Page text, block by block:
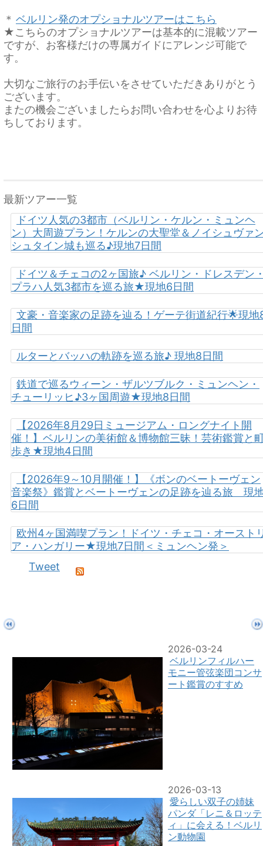
＊ ベルリン発のオプショナルツアーはこちら
★こちらのオプショナルツアーは基本的に混載ツアー
ですが、お客様だけの専属ガイドにアレンジ可能で
す。
大切なご旅行のお手伝いをさせていただきありがとう
ございます。
またの機会ございましたらお問い合わせを心よりお待
ちしております。
最新ツアー一覧
ドイツ人気の3都市（ベルリン・ケルン・ミュンヘ
ン）大周遊プラン！ケルンの大聖堂＆ノイシュヴァ
シュタイン城も巡る♪現地7日間
ドイツ＆チェコの2ヶ国旅♪ ベルリン・ドレスデン
プラハ人気3都市を巡る旅★現地6日間
文豪・音楽家の足跡を辿る！ゲーテ街道紀行🌟現地
日間
ルターとバッハの軌跡を巡る旅♪ 現地8日間
鉄道で巡るウィーン・ザルツブルク・ミュンヘン・
チューリッヒ♪3ヶ国周遊★現地8日間
【2026年8月29日ミュージアム・ロングナイト開
催！】ベルリンの美術館＆博物館三昧！芸術鑑賞と
歩き★現地4日間
【2026年9～10月開催！】《ボンのベートーヴェン
音楽祭》鑑賞とベートーヴェンの足跡を辿る旅 現
6日間
欧州4ヶ国満喫プラン！ドイツ・チェコ・オースト
ア・ハンガリー★現地7日間＜ミュンヘン発＞
Tweet
2026-03-24
ベルリンフィルハー
モニー管弦楽団コンサ
ート鑑賞のすすめ
2026-03-13
愛らしい双子の姉妹
パンダ「レニ＆ロッテ
ィ」に会える！ベルリ
ン動物園